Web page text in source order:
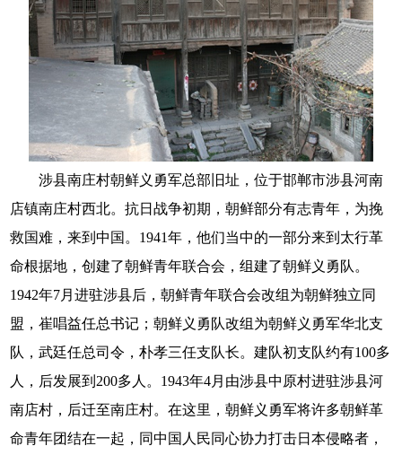
涉县南庄村朝鲜义勇军总部旧址，位于邯郸市涉县河南
店镇南庄村西北。抗日战争初期，朝鲜部分有志青年，为挽
救国难，来到中国。1941年，他们当中的一部分来到太行革
命根据地，创建了朝鲜青年联合会，组建了朝鲜义勇队。
1942年7月进驻涉县后，朝鲜青年联合会改组为朝鲜独立同
盟，崔唱益任总书记；朝鲜义勇队改组为朝鲜义勇军华北支
队，武廷任总司令，朴孝三任支队长。建队初支队约有100多
人，后发展到200多人。1943年4月由涉县中原村进驻涉县河
南店村，后迁至南庄村。在这里，朝鲜义勇军将许多朝鲜革
命青年团结在一起，同中国人民同心协力打击日本侵略者，